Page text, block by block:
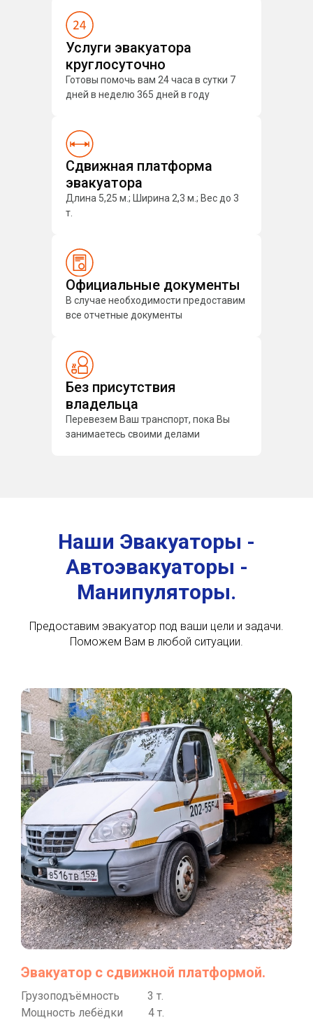
Услуги эвакуатора
круглосуточно
Готовы помочь вам 24 часа в сутки 7
дней в неделю 365 дней в году
Сдвижная платформа
эвакуатора
Длина 5,25 м.; Ширина 2,3 м.; Вес до 3
т.
Официальные документы
В случае необходимости предоставим
все отчетные документы
Без присутствия
владельца
Перевезем Ваш транспорт, пока Вы
занимаетесь своими делами
Наши Эвакуаторы -
Автоэвакуаторы -
Манипуляторы.
Предоставим эвакуатор под ваши цели и задачи.
Поможем Вам в любой ситуации.
Эвакуатор с сдвижной платформой.
Грузоподъёмность 3 т.
Мощность лебёдки 4 т.